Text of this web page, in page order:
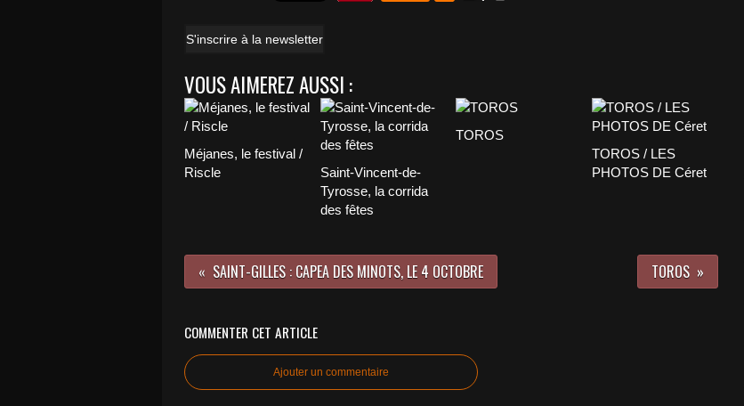
S'inscrire à la newsletter
VOUS AIMEREZ AUSSI :
Méjanes, le festival /
Riscle
Saint-Vincent-de-
Tyrosse, la corrida
des fêtes
TOROS
TOROS / LES
PHOTOS DE Céret
SAINT-GILLES : CAPEA DES MINOTS, LE 4 OCTOBRE TOROS
COMMENTER CET ARTICLE
Ajouter un commentaire